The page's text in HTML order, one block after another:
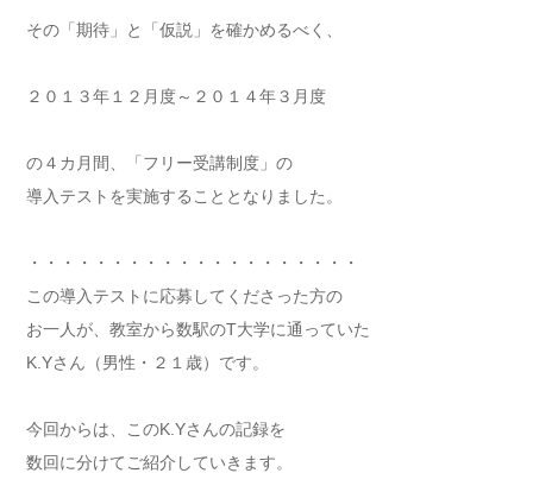
その「期待」と「仮説」を確かめるべく、
２０１３年１２月度～２０１４年３月度
の４カ月間、「フリー受講制度」の
導入テストを実施することとなりました。
・・・・・・・・・・・・・・・・・・・・
この導入テストに応募してくださった方の
お一人が、教室から数駅のT大学に通っていた
K.Yさん（男性・２１歳）です。
今回からは、このK.Yさんの記録を
数回に分けてご紹介していきます。